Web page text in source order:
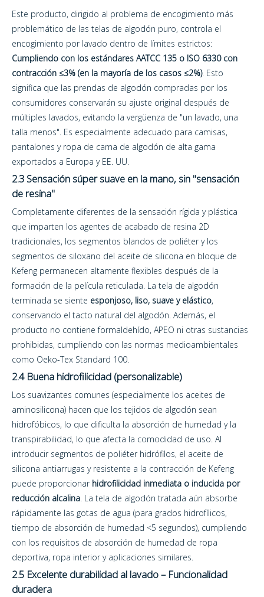
Este producto, dirigido al problema de encogimiento más
problemático de las telas de algodón puro, controla el
encogimiento por lavado dentro de límites estrictos:
Cumpliendo con los estándares AATCC 135 o ISO 6330 con
contracción ≤3% (en la mayoría de los casos ≤2%). Esto
significa que las prendas de algodón compradas por los
consumidores conservarán su ajuste original después de
múltiples lavados, evitando la vergüenza de "un lavado, una
talla menos". Es especialmente adecuado para camisas,
pantalones y ropa de cama de algodón de alta gama
exportados a Europa y EE. UU.
2.3 Sensación súper suave en la mano, sin "sensación
de resina"
Completamente diferentes de la sensación rígida y plástica
que imparten los agentes de acabado de resina 2D
tradicionales, los segmentos blandos de poliéter y los
segmentos de siloxano del aceite de silicona en bloque de
Kefeng permanecen altamente flexibles después de la
formación de la película reticulada. La tela de algodón
terminada se siente esponjoso, liso, suave y elástico,
conservando el tacto natural del algodón. Además, el
producto no contiene formaldehído, APEO ni otras sustancias
prohibidas, cumpliendo con las normas medioambientales
como Oeko-Tex Standard 100.
2.4 Buena hidrofilicidad (personalizable)
Los suavizantes comunes (especialmente los aceites de
aminosilicona) hacen que los tejidos de algodón sean
hidrofóbicos, lo que dificulta la absorción de humedad y la
transpirabilidad, lo que afecta la comodidad de uso. Al
introducir segmentos de poliéter hidrófilos, el aceite de
silicona antiarrugas y resistente a la contracción de Kefeng
puede proporcionar hidrofilicidad inmediata o inducida por
reducción alcalina. La tela de algodón tratada aún absorbe
rápidamente las gotas de agua (para grados hidrofílicos,
tiempo de absorción de humedad <5 segundos), cumpliendo
con los requisitos de absorción de humedad de ropa
deportiva, ropa interior y aplicaciones similares.
2.5 Excelente durabilidad al lavado – Funcionalidad
duradera